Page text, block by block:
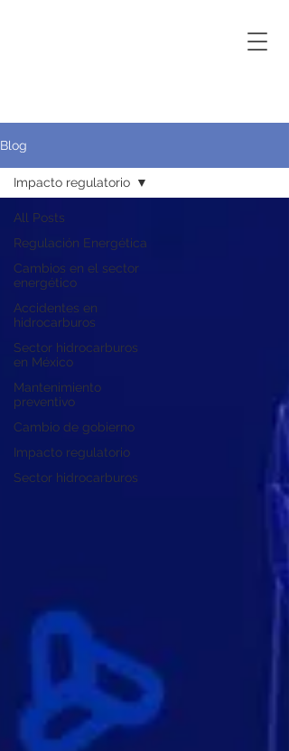
Blog
All Posts
Regulación Energética
Cambios en el sector
energético
Accidentes en
hidrocarburos
Sector hidrocarburos
en México
Mantenimiento
preventivo
Cambio de gobierno
Impacto regulatorio
Sector hidrocarburos
Impacto regulatorio